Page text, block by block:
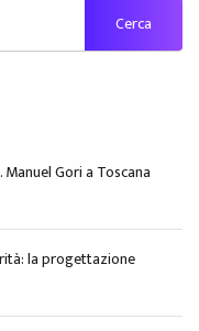
Gori a Toscana
la progettazione